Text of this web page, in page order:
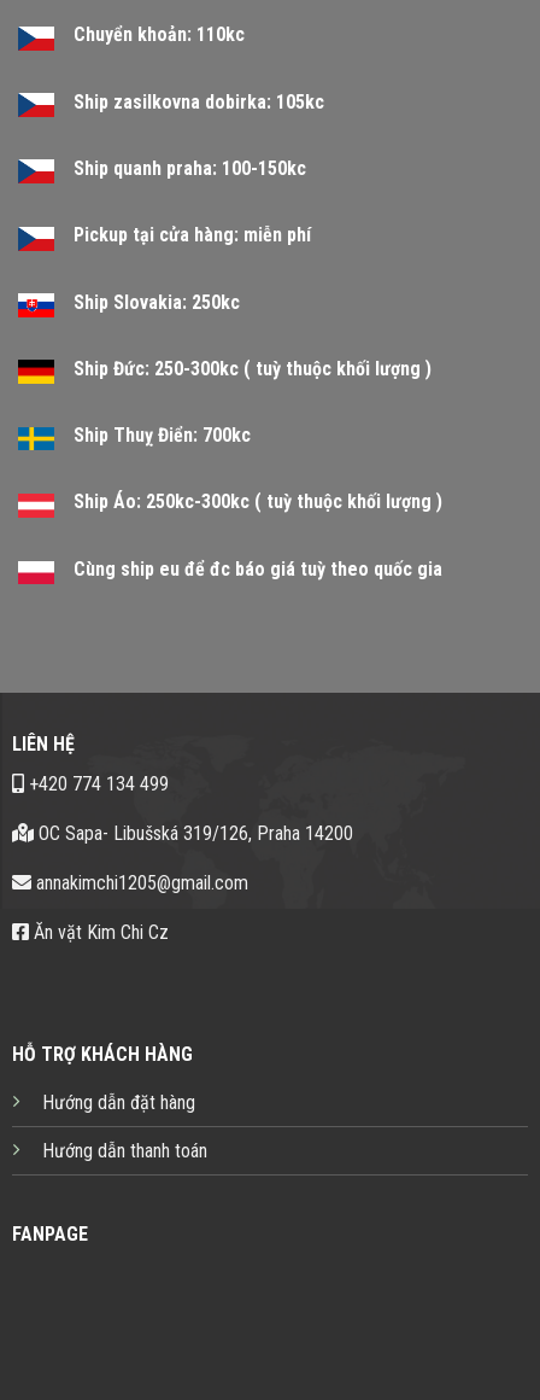
Chuyển khoản: 110kc
Ship zasilkovna dobirka: 105kc
Ship quanh praha: 100-150kc
Pickup tại cửa hàng: miễn phí
Ship Slovakia: 250kc
Ship Đức: 250-300kc ( tuỳ thuộc khối lượng )
Ship Thuỵ Điển: 700kc
Ship Áo: 250kc-300kc ( tuỳ thuộc khối lượng )
Cùng ship eu để đc báo giá tuỳ theo quốc gia
LIÊN HỆ
+420 774 134 499
OC Sapa- Libušská 319/126, Praha 14200
annakimchi1205@gmail.com
Ăn vặt Kim Chi Cz
HỖ TRỢ KHÁCH HÀNG
Hướng dẫn đặt hàng
Hướng dẫn thanh toán
FANPAGE